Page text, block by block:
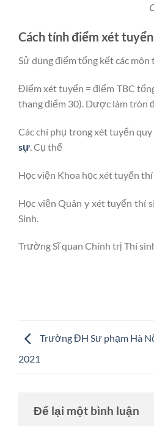
Cách tính điểm xét
Sử dụng điểm tổng kết các
Điểm xét tuyển = điểm TBC
thang điểm 30). Dược làm tròn
Các chí phụ trong xét tuyển
sự. Cụ thể
Học viện Khoa học xét tuyển
Học viện Quân y xét tuyển thí
Sinh.
Trường Sĩ quan Chính trị Thí
Trường ĐH Sư phạm Hà
2021
Để lại một bình luận